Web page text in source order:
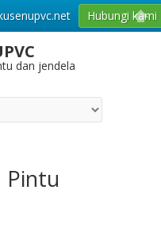
dan jendela
Pintu
Hubungi kami